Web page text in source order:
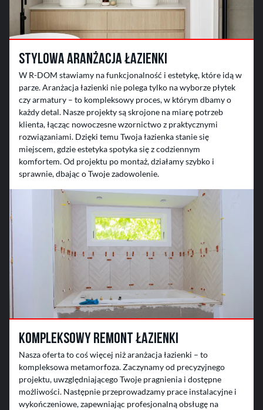
Stylowa aranżacja łazienki
W R-DOM stawiamy na funkcjonalność i estetykę, które idą w
parze. Aranżacja łazienki nie polega tylko na wyborze płytek
czy armatury – to kompleksowy proces, w którym dbamy o
każdy detal. Nasze projekty są skrojone na miarę potrzeb
klienta, łącząc nowoczesne wzornictwo z praktycznymi
rozwiązaniami. Dzięki temu Twoja łazienka stanie się
miejscem, gdzie estetyka spotyka się z codziennym
komfortem. Od projektu po montaż, działamy szybko i
sprawnie, dbając o Twoje zadowolenie.
Kompleksowy remont łazienki
Nasza oferta to coś więcej niż aranżacja łazienki – to
kompleksowa metamorfoza. Zaczynamy od precyzyjnego
projektu, uwzględniającego Twoje pragnienia i dostępne
możliwości. Następnie przeprowadzamy prace instalacyjne i
wykończeniowe, zapewniając profesjonalną obsługę na